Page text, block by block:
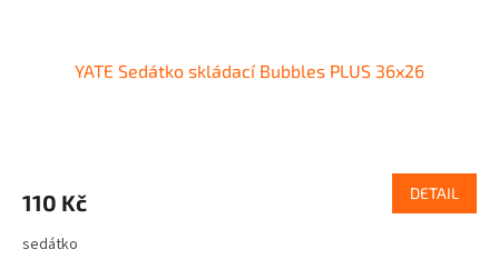
YATE Sedátko skládací Bubbles PLUS 36x26
110 Kč DETAIL
sedátko